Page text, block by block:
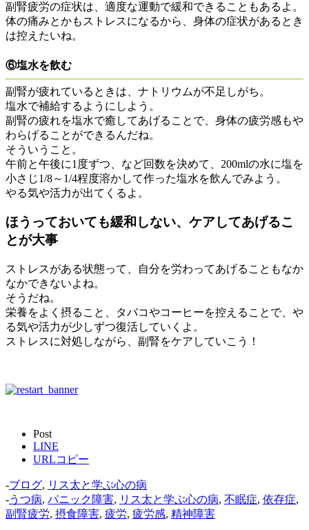
副腎疲労の症状は、適度な運動で緩和できることもあるよ。
体の痛みとかもストレスになるから、身体の症状があるとき
は控えたいね。
⑥塩水を飲む
副腎が疲れているときは、ナトリウムが不足しがち。
塩水で補給するようにしよう。
副腎の疲れを塩水で癒してあげることで、身体の疲労感もや
わらげることができるんだね。
そういうこと。
午前と午後に1度ずつ、など回数を決めて、200mlの水に塩を
小さじ1/8～1/4程度溶かして作った塩水を飲んでみよう。
やる気や活力が出てくるよ。
ほうっておいても緩和しない、ケアしてあげるこ
とが大事
ストレスがある状態って、自分を労わってあげることもなか
なかできないよね。
そうだね。
栄養をよく摂ること、タバコやコーヒーを控えることで、や
る気や活力が少しずつ復活していくよ。
ストレスに対処しながら、副腎をケアしていこう！
Post
LINE
URLコピー
-ブログ, リス太と学ぶ心の病
-うつ病, パニック障害, リス太と学ぶ心の病, 不眠症, 依存症,
副腎疲労, 摂食障害, 疲労, 疲労感, 精神障害